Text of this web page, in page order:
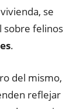
se
sobre felinos
.
del mismo,
reflejar